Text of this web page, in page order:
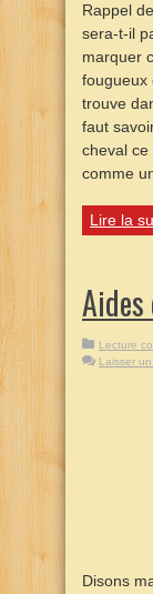
Rappel
sera-t-il
marquer
fougueux
trouve
faut
cheval ce
comme un
Lire la
Lecture
Laisser
Disons